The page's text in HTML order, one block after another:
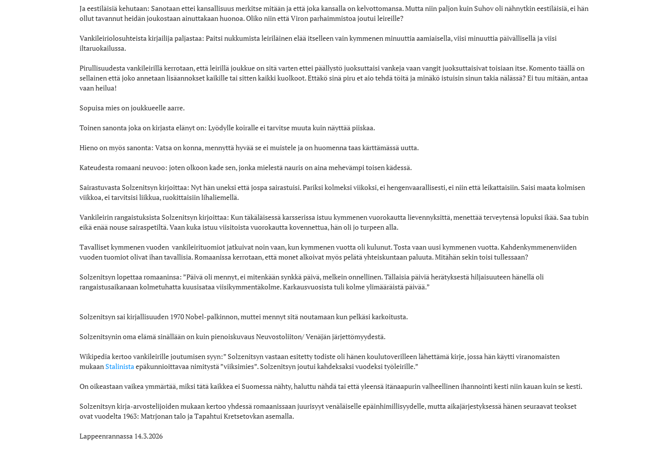
Ja eestiläisiä kehutaan: Sanotaan ettei kansallisuus merkitse mitään ja että joka kansalla on kelvottomansa. Mutta niin paljon kuin Suhov oli nähnytkin eestiläisiä, ei hän
ollut tavannut heidän joukostaan ainuttakaan huonoa. Oliko niin että Viron parhaimmistoa joutui leireille?
Vankileiriolosuhteista kirjailija paljastaa: Paitsi nukkumista leiriläinen elää itselleen vain kymmenen minuuttia aamiaisella, viisi minuuttia päivällisellä ja viisi
iltaruokailussa.
Pirullisuudesta vankileirillä kerrotaan, että leirillä joukkue on sitä varten ettei päällystö juoksuttaisi vankeja vaan vangit juoksuttaisivat toisiaan itse. Komento täällä on
sellainen että joko annetaan lisäannokset kaikille tai sitten kaikki kuolkoot. Ettäkö sinä piru et aio tehdä töitä ja minäkö istuisin sinun takia nälässä? Ei tuu mitään, antaa
vaan heilua!
Sopuisa mies on joukkueelle aarre.
Toinen sanonta joka on kirjasta elänyt on: Lyödylle koiralle ei tarvitse muuta kuin näyttää piiskaa.
Hieno on myös sanonta: Vatsa on konna, mennyttä hyvää se ei muistele ja on huomenna taas kärttämässä uutta.
Kateudesta romaani neuvoo: joten olkoon kade sen, jonka mielestä nauris on aina mehevämpi toisen kädessä.
Sairastuvasta Solzenitsyn kirjoittaa: Nyt hän uneksi että jospa sairastuisi. Pariksi kolmeksi viikoksi, ei hengenvaarallisesti, ei niin että leikattaisiin. Saisi maata kolmisen
viikkoa, ei tarvitsisi liikkua, ruokittaisiin lihaliemellä.
Vankileirin rangaistuksista Solzenitsyn kirjoittaa: Kun täkäläisessä karsserissa istuu kymmenen vuorokautta lievennyksittä, menettää terveytensä lopuksi ikää. Saa tubin
eikä enää nouse sairaspetiltä. Vaan kuka istuu viisitoista vuorokautta kovennettua, hän oli jo turpeen alla.
Tavalliset kymmenen vuoden vankileirituomiot jatkuivat noin vaan, kun kymmenen vuotta oli kulunut. Tosta vaan uusi kymmenen vuotta. Kahdenkymmenenviiden
vuoden tuomiot olivat ihan tavallisia. Romaanissa kerrotaan, että monet alkoivat myös pelätä yhteiskuntaan paluuta. Mitähän sekin toisi tullessaan?
Solzenitsyn lopettaa romaaninsa: ”Päivä oli mennyt, ei mitenkään synkkä päivä, melkein onnellinen. Tällaisia päiviä herätyksestä hiljaisuuteen hänellä oli
rangaistusaikanaan kolmetuhatta kuusisataa viisikymmentäkolme. Karkausvuosista tuli kolme ylimääräistä päivää.”
Solzenitsyn sai kirjallisuuden 1970 Nobel-palkinnon, muttei mennyt sitä noutamaan kun pelkäsi karkoitusta.
Solzenitsynin oma elämä sinällään on kuin pienoiskuvaus Neuvostoliiton/ Venäjän järjettömyydestä.
Wikipedia kertoo vankileirille joutumisen syyn:” Solzenitsyn vastaan esitetty todiste oli hänen koulutoverilleen lähettämä kirje, jossa hän käytti viranomaisten
mukaanStalinistaepäkunnioittavaa nimitystä ”viiksimies”. Solzenitsyn joutui kahdeksaksi vuodeksi työleirille.”
On oikeastaan vaikea ymmärtää, miksi tätä kaikkea ei Suomessa nähty, haluttu nähdä tai että yleensä itänaapurin valheellinen ihannointi kesti niin kauan kuin se kesti.
Solzenitsyn kirja-arvostelijoiden mukaan kertoo yhdessä romaanissaan juurisyyt venäläiselle epäinhimillisyydelle, mutta aikajärjestyksessä hänen seuraavat teokset
ovat vuodelta 1963: Matrjonan talo ja Tapahtui Kretsetovkan asemalla.
Lappeenrannassa 14.3.2026